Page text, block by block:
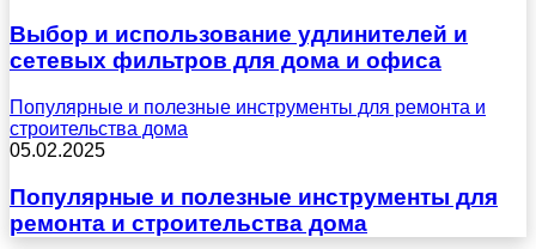
Выбор и использование удлинителей и
сетевых фильтров для дома и офиса
Популярные и полезные инструменты для ремонта и
строительства дома
05.02.2025
Популярные и полезные инструменты для
ремонта и строительства дома